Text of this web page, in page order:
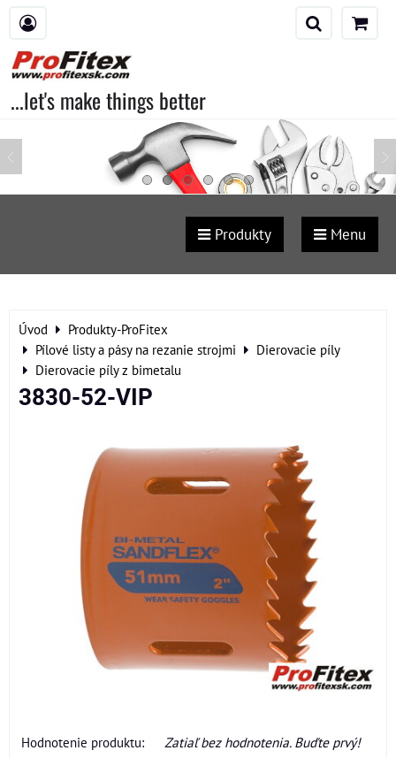
...let's make things better
Produkty Menu
Úvod
Produkty-ProFitex
Pílové listy a pásy na rezanie strojmi
Dierovacie píly
Dierovacie píly z bimetalu
3830-52-VIP
Hodnotenie produktu:
Zatiaľ bez hodnotenia. Buďte prvý!